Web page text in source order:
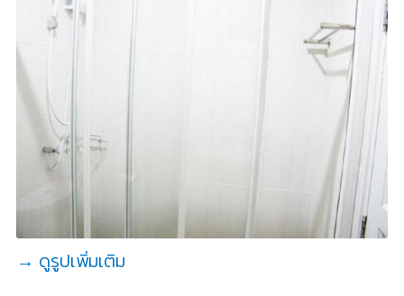
→ ดูรูปเพิ่มเติม